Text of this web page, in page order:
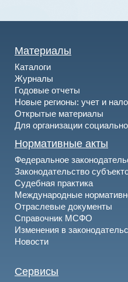
Материалы
Каталоги
Журналы
Годовые отчеты
Новые регионы: учет и
Открытые материалы
Для организации
Нормативные акты
Федеральное
Законодательство
Судебная практика
Международные
Отраслевые документы
Справочник МСФО
Изменения в
Новости
Сервисы